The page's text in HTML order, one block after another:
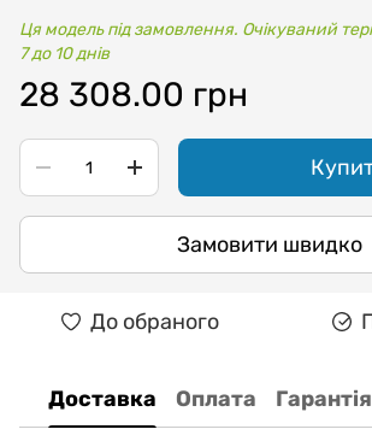
Ця модель під замовлення. Очікуваний
7 до 10 днів
28 308.00 грн
Замовити швидко
До обраного
Доставка Оплата Гарантія